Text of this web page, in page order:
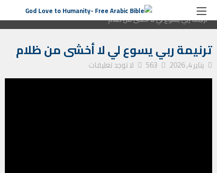
الصفحة الرئيسية
ترانيم كنيسة
ترنيمة ربي يسوع لي لا أخشى من ظلام
ترنيمة ربي يسوع لي لا أخشى من ظلام
يناير 4, 2026 563 لا توجد تعليقات